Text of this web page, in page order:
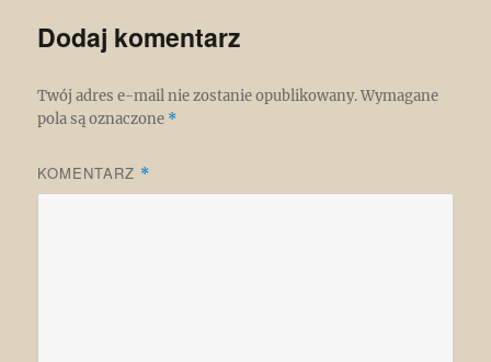
Dodaj komentarz
Twój adres e-mail nie zostanie opublikowany. Wymagane
pola są oznaczone *
KOMENTARZ *